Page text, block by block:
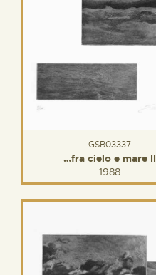
GSB03337
…fra cielo e mare II
1988